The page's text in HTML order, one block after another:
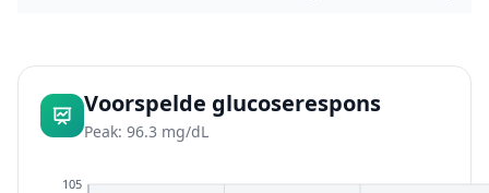
Voorspelde glucoserespons
Peak: 96.3 mg/dL
105